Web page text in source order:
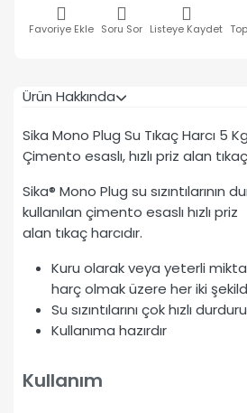
Favoriye Ekle Soru Sor Listeye Kaydet
Ürün Hakkında
Sika Mono Plug Su Tıkaç Harcı 5 Kg
Çimento esaslı, hızlı priz alan
Sika® Mono Plug su sızıntılarının
kullanılan çimento esaslı hızlı priz
alan tıkaç harcıdır.
Kuru olarak veya yeterli
harç olmak üzere her iki
Su sızıntılarını çok hızlı
Kullanıma hazırdır
Kullanım